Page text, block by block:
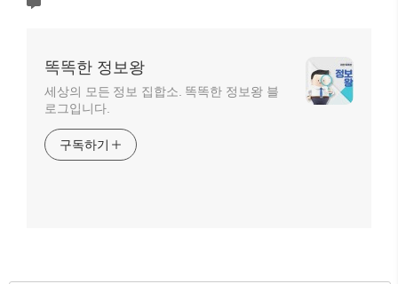
똑똑한 정보왕
세상의 모든 정보 집합소. 똑똑한 정보왕 블
로그입니다.
구독하기